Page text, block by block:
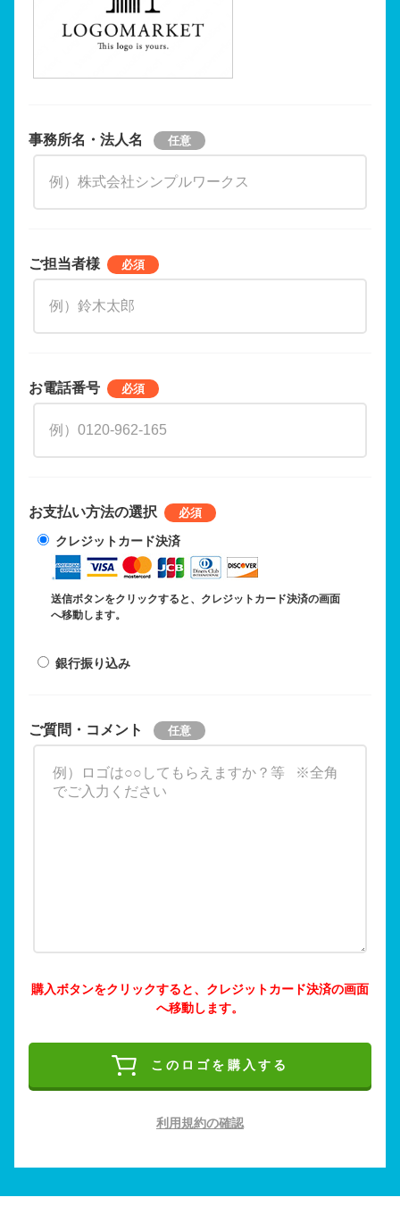
事務所名・法人名
ご担当者様
お電話番号
お支払い方法の選択
クレジットカード決済
送信ボタンをクリックすると、クレジットカード決済の画面
へ移動します。
銀行振り込み
ご質問・コメント
購入ボタンをクリックすると、クレジットカード決済の画面
へ移動します。
このロゴを購入する
利用規約の確認